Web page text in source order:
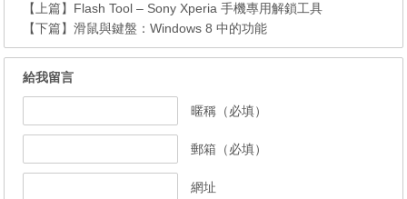
【上篇】 Flash Tool – Sony Xperia 手機專用解鎖工具
【下篇】滑鼠與鍵盤：Windows 8 中的功能
給我留言
暱稱（必填）
郵箱（必填）
網址